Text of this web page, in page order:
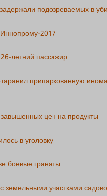
подозреваемых в
2017
летний пассажир
припаркованную
цен на продукты
в уголовку
боевые гранаты
земельными участками